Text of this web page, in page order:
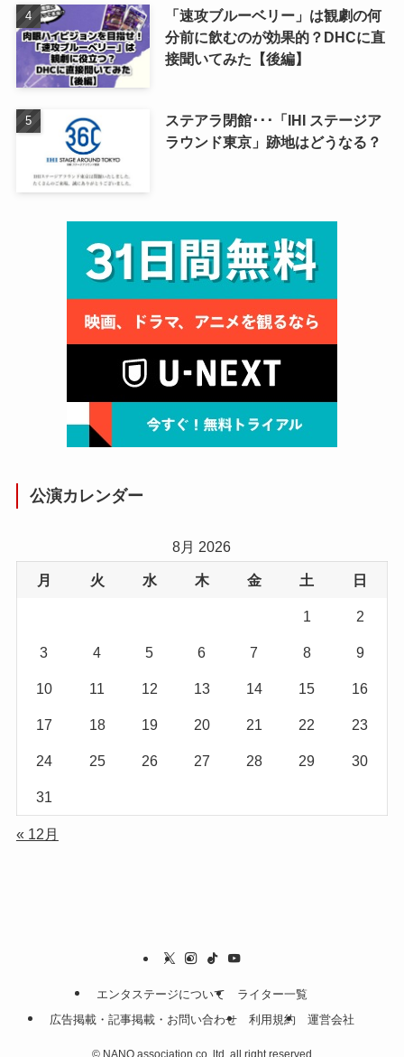
「速攻ブルーベリー」は観劇の何
分前に飲むのが効果的？DHCに直
接聞いてみた【後編】
ステアラ閉館･･･「IHI ステージア
ラウンド東京」跡地はどうなる？
公演カレンダー
8月 2026
月 火 水 木 金 土 日
1 2
3 4 5 6 7 8 9
10 11 12 13 14 15 16
17 18 19 20 21 22 23
24 25 26 27 28 29 30
31
« 12月
エンタステージについて
ライター一覧
広告掲載・記事掲載・お問い合わせ
利用規約 運営会社
© NANO association co.,ltd. all right reserved